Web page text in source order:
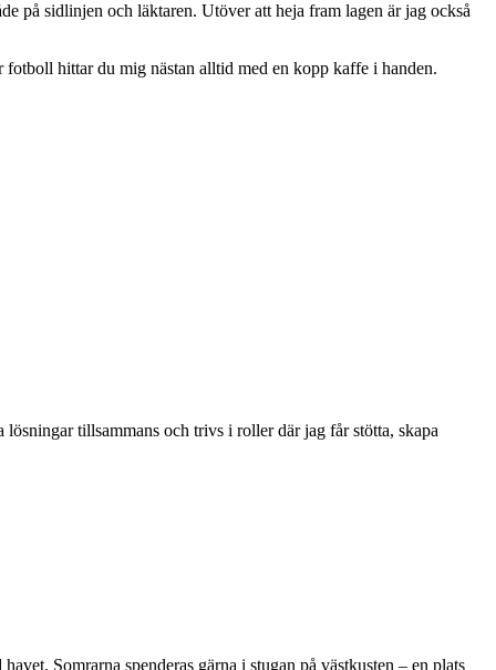
på sidlinjen och läktaren. Utöver att heja fram lagen är jag också
hittar du mig nästan alltid med en kopp kaffe i handen.
tillsammans och trivs i roller där jag får stötta, skapa
Somrarna spenderas gärna i stugan på västkusten – en plats